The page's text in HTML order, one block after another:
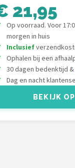
21,95
Op voorraad. Voor
morgen in huis
Inclusief
Ophalen bij een
30 dagen bedenktijd &
Dag en nacht
BEKIJK